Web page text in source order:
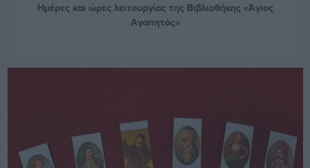
Ημέρες και ώρες λειτουργίας της Βιβλιοθήκης «Άγιος
Αγαπητός»